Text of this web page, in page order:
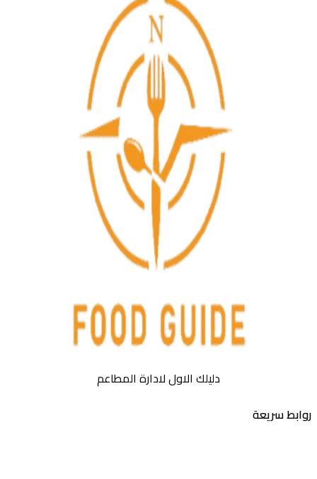
دليلك الاول لادارة المطاعم
سريعة